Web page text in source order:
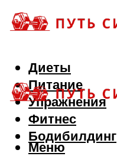
Диеты
Питание
Упражнения
Фитнес
Бодибилдинг
Меню